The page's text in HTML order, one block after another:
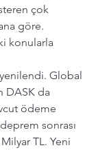
çok
göre.
konularla
yenilendi. Global
DASK da
ödeme
sonrası
TL. Yeni